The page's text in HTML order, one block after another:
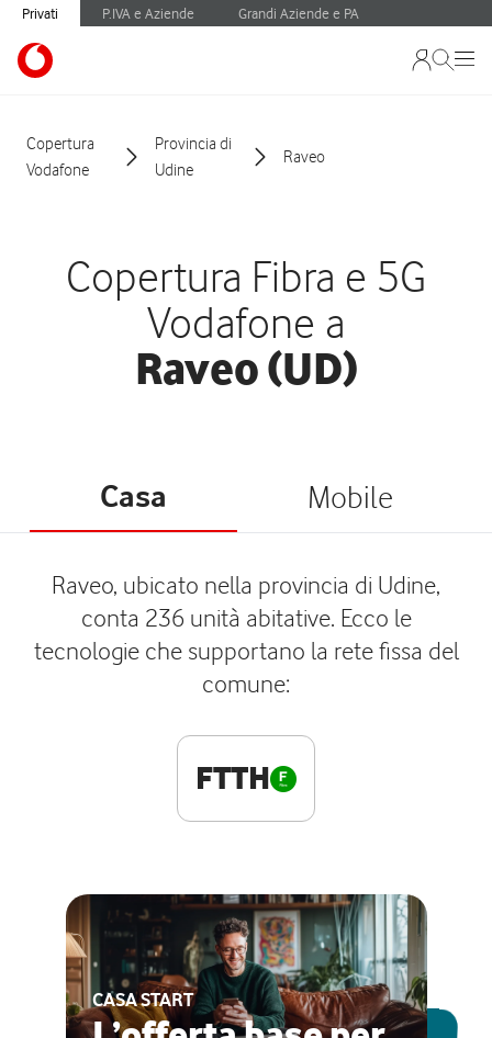
Privati P.IVA e Aziende Grandi Aziende e PA
Copertura
Vodafone
Provincia di
Udine
Raveo
Copertura Fibra e 5G
Vodafone a
Raveo (UD)
Casa Mobile
Raveo, ubicato nella provincia di Udine,
conta 236 unità abitative. Ecco le
tecnologie che supportano la rete fissa del
comune:
FTTH
CASA START
ESCLUSIVA ONLINE